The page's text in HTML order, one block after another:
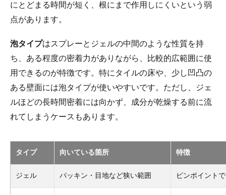
にとどまる時間が短く、根にまで作用しにくいという弱
点があります。
泡タイプはスプレーとジェルの中間のような性質を持
ち、ある程度の密着力がありながら、比較的広範囲に使
用できるのが特徴です。特にタイルの床や、少し凹凸の
ある壁面には泡タイプが使いやすいです。ただし、ジェ
ルほどの長時間密着には向かず、成分が乾燥する前に流
れてしまうケースもあります。
タイプ 向いている箇所 特徴
ジェル パッキン・目地など狭い範囲 ピンポイント